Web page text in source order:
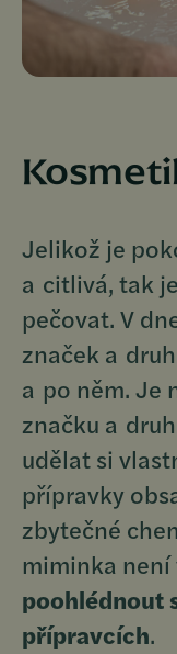
Jelikož je
a citlivá, tak
pečovat. V
značek a
a po něm. Je
značku a
udělat si
přípravky
zbytečné
miminka není
poohlédnout
přípravcích.